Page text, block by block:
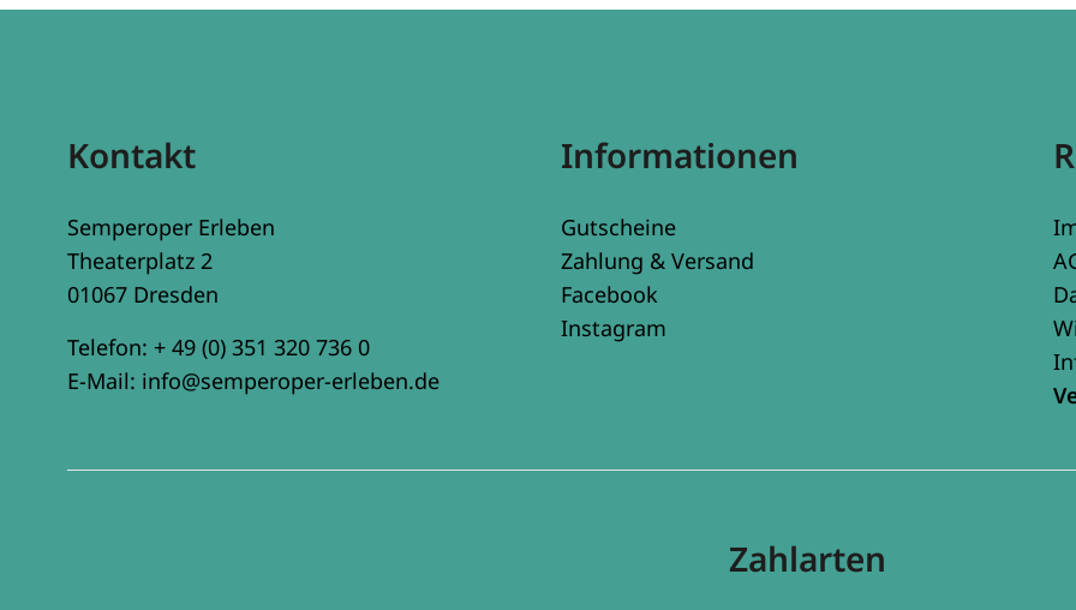
Kontakt
Semperoper Erleben
Theaterplatz 2
01067 Dresden
Telefon: + 49 (0) 351 320 736 0
E-Mail: info@semperoper-erleben.de
Informationen
Gutscheine
Zahlung & Versand
Facebook
Instagram
Zahlarten